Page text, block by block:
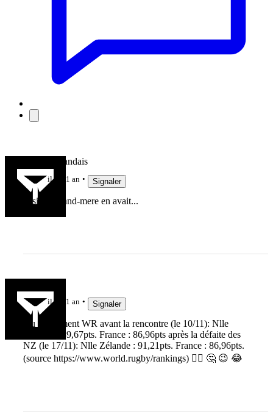
Le Haut Landais
il y a 1 an Signaler
et si ma grand-mere en avait...
il y a 1 an Signaler
Au classement WR avant la rencontre (le 10/11): Nlle
Zélande : 89,67pts. France : 86,96pts après la défaite des
NZ (le 17/11): Nlle Zélande : 91,21pts. France : 86,96pts.
(source https://www.world.rugby/rankings) 🤷‍♂️ 🤔 😉 😂